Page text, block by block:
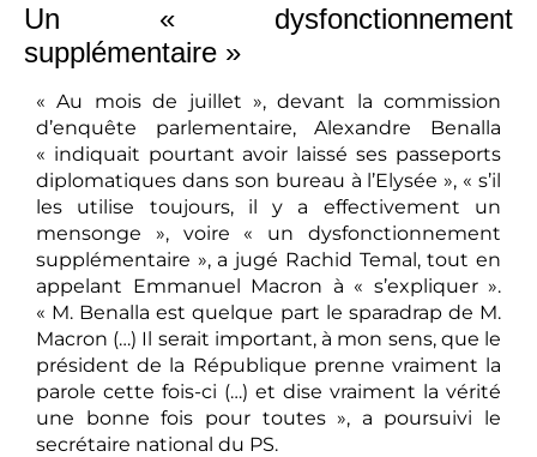
Un « dysfonctionnement
supplémentaire »
« Au mois de juillet », devant la commission
d’enquête parlementaire, Alexandre Benalla
« indiquait pourtant avoir laissé ses passeports
diplomatiques dans son bureau à l’Elysée », « s’il
les utilise toujours, il y a effectivement un
mensonge », voire « un dysfonctionnement
supplémentaire », a jugé Rachid Temal, tout en
appelant Emmanuel Macron à « s’expliquer ».
« M. Benalla est quelque part le sparadrap de M.
Macron (…) Il serait important, à mon sens, que le
président de la République prenne vraiment la
parole cette fois-ci (…) et dise vraiment la vérité
une bonne fois pour toutes », a poursuivi le
secrétaire national du PS.